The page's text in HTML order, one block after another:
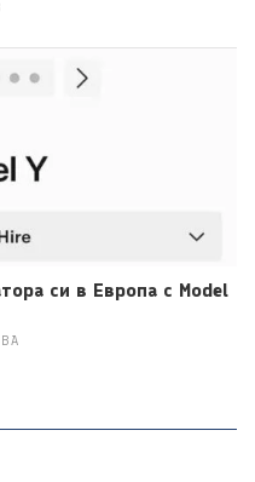
си в Европа с Model